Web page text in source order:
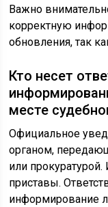
Важно
корректную
обновления, так
Кто несет
месте
Официальное
органом,
или
приставы.
информирование